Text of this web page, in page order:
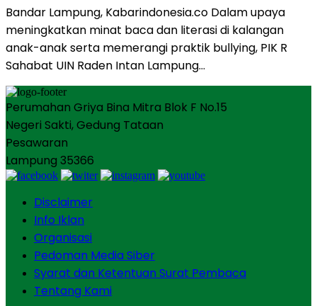
Bandar Lampung, Kabarindonesia.co Dalam upaya
meningkatkan minat baca dan literasi di kalangan
anak-anak serta memerangi praktik bullying, PIK R
Sahabat UIN Raden Intan Lampung…
Perumahan Griya Bina Mitra Blok F No.15
Negeri Sakti, Gedung Tataan
Pesawaran
Lampung 35366
Disclaimer
Info Iklan
Organisasi
Pedoman Media Siber
Syarat dan Ketentuan Surat Pembaca
Tentang Kami